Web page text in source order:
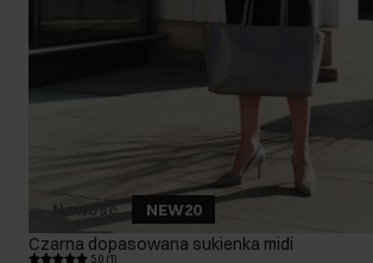
Nowość NEW20
Czarna dopasowana sukienka midi
5.0 (1)